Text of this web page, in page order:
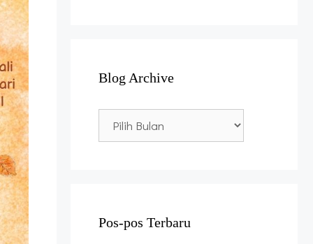
Blog Archive
Archive
Pos-pos Terbaru